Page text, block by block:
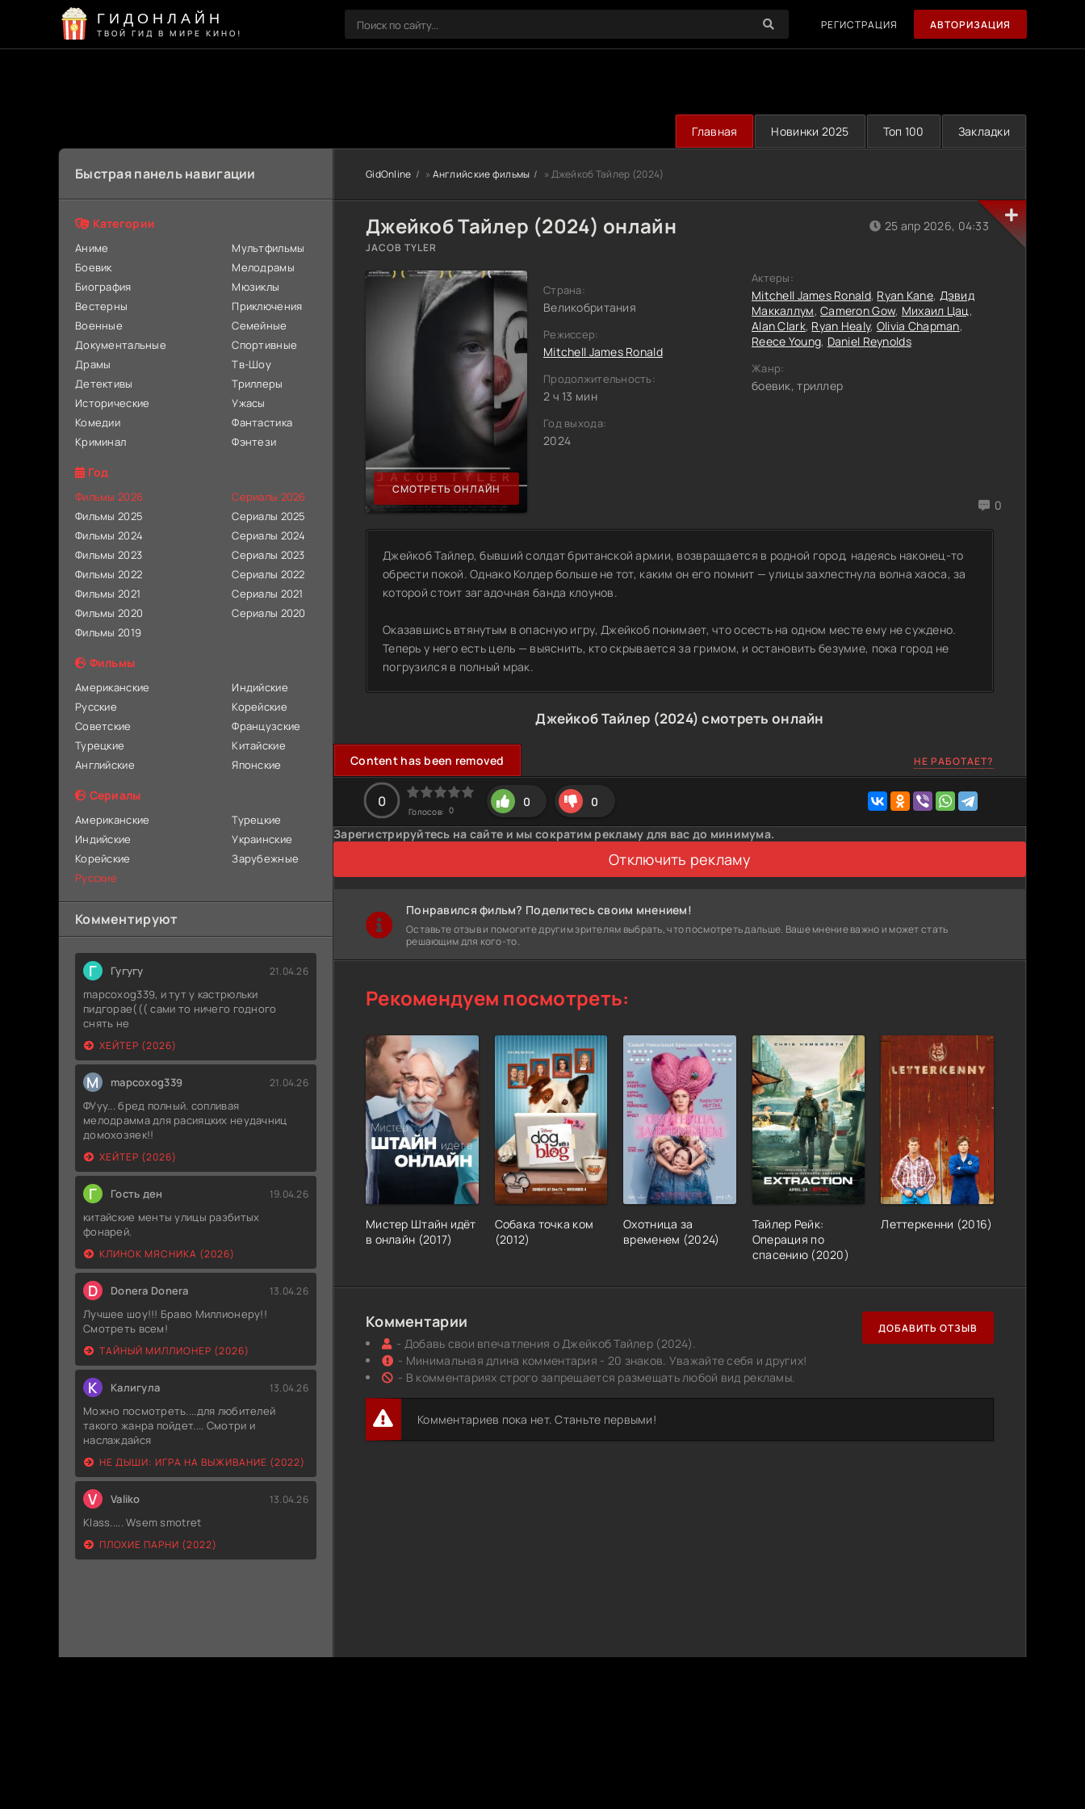
ГИДОНЛАЙН
ТВОЙ ГИД В МИРЕ КИНО!
РЕГИСТРАЦИЯ АВТОРИЗАЦИЯ
Главная Новинки 2025 Топ 100 Закладки
Быстрая панель навигации
Категории
Аниме
Боевик
Биография
Вестерны
Военные
Документальные
Драмы
Детективы
Исторические
Комедии
Криминал
Мультфильмы
Мелодрамы
Мюзиклы
Приключения
Семейные
Спортивные
Тв-Шоу
Триллеры
Ужасы
Фантастика
Фэнтези
Год
Фильмы 2026
Фильмы 2025
Фильмы 2024
Фильмы 2023
Фильмы 2022
Фильмы 2021
Фильмы 2020
Фильмы 2019
Сериалы 2026
Сериалы 2025
Сериалы 2024
Сериалы 2023
Сериалы 2022
Сериалы 2021
Сериалы 2020
Фильмы
Американские
Русские
Советские
Турецкие
Английские
Индийские
Корейские
Французские
Китайские
Японские
Сериалы
Американские
Индийские
Корейские
Русские
Турецкие
Украинские
Зарубежные
Комментируют
Г Гугугу 21.04.26
mapcoxog339, и тут у кастрюльки
пидгорае((( сами то ничего годного
снять не
ХЕЙТЕР (2026)
M mapcoxog339 21.04.26
ФУуу... бред полный. сопливая
мелодрамма для расияцких неудачниц
домохозяек!!
ХЕЙТЕР (2026)
Г Гость ден 19.04.26
китайские менты улицы разбитых
фонарей.
КЛИНОК МЯСНИКА (2026)
D Donera Donera 13.04.26
Лучшее шоу!!! Браво Миллионеру!!
Смотреть всем!
ТАЙНЫЙ МИЛЛИОНЕР (2026)
К Калигула 13.04.26
Можно посмотреть....для любителей
такого жанра пойдет.... Смотри и
наслаждайся
НЕ ДЫШИ: ИГРА НА ВЫЖИВАНИЕ (2022)
V Valiko 13.04.26
Klass..... Wsem smotret
ПЛОХИЕ ПАРНИ (2022)
GidOnline » Английские фильмы » Джейкоб Тайлер (2024)
Джейкоб Тайлер (2024) онлайн
JACOB TYLER
СМОТРЕТЬ ОНЛАЙН
Страна:
Великобритания
Режиссер:
Mitchell James Ronald
Продолжительность:
2 ч 13 мин
Год выхода:
2024
0
25 апр 2026, 04:33
Актеры:
Mitchell James Ronald, Ryan Kane, Дэвид
Маккаллум,Cameron Gow, Михаил Цац,
Alan Clark, Ryan Healy, Olivia Chapman,
Reece Young, Daniel Reynolds
Жанр:
боевик, триллер
Джейкоб Тайлер, бывший солдат британской армии, возвращается в родной город, надеясь наконец-то
обрести покой. Однако Колдер больше не тот, каким он его помнит — улицы захлестнула волна хаоса, за
которой стоит загадочная банда клоунов.
Оказавшись втянутым в опасную игру, Джейкоб понимает, что осесть на одном месте ему не суждено.
Теперь у него есть цель — выяснить, кто скрывается за гримом, и остановить безумие, пока город не
погрузился в полный мрак.
Джейкоб Тайлер (2024) смотреть онлайн
Content has been removed НЕ РАБОТАЕТ?
0
Голосов: 0
0 0
Зарегистрируйтесь на сайте и мы сократим рекламу для вас до минимума.
Отключить рекламу
Понравился фильм? Поделитесь своим мнением!
Оставьте отзыв и помогите другим зрителям выбрать, что посмотреть дальше. Ваше мнение важно и может стать
решающим для кого-то.
Рекомендуем посмотреть:
Мистер Штайн идёт
в онлайн (2017)
Собака точка ком
(2012)
Охотница за
временем (2024)
Тайлер Рейк:
Операция по
спасению (2020)
Леттеркенни (2016)
Комментарии
- Добавь свои впечатления о Джейкоб Тайлер (2024).
- Минимальная длина комментария - 20 знаков. Уважайте себя и других!
- В комментариях строго запрещается размещать любой вид рекламы.
ДОБАВИТЬ ОТЗЫВ
Комментариев пока нет. Станьте первыми!